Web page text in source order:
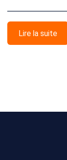
Lire la suite